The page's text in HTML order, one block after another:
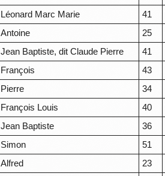
Léonard Marc Marie 41
Antoine 25
Jean Baptiste, dit Claude Pierre 41
François 43
Pierre 34
François Louis 40
Jean Baptiste 36
Simon 51
Alfred 23